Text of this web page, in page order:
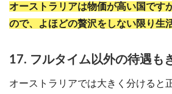
オーストラリアは物価が高い国です
ので、よほどの贅沢をしない限り生
17. フルタイム以外の待遇も
オーストラリアでは大きく分けると